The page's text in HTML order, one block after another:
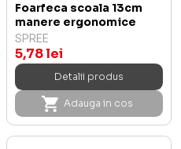
Foarfeca scoala 13cm
manere ergonomice
SPREE
5,78 lei
Detalii produs
Adauga in cos